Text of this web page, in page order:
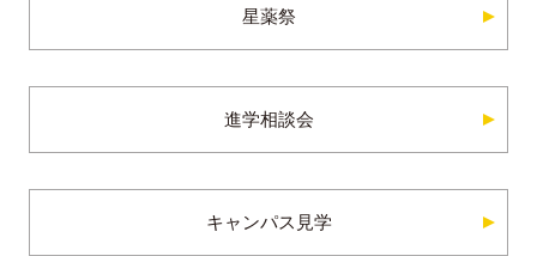
星薬祭
進学相談会
キャンパス見学